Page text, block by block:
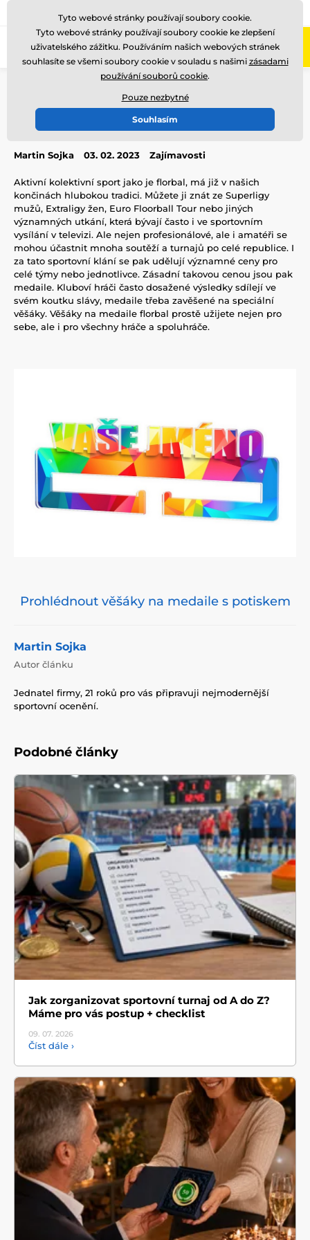
Zavolejte nám (Po-Pá 8-17)
Věšák na medaile florbal
Martin Sojka 03. 02. 2023 Zajímavosti
Aktivní kolektivní sport jako je florbal, má již v našich
končinách hlubokou tradici. Můžete ji znát ze Superligy
mužů, Extraligy žen, Euro Floorball Tour nebo jiných
významných utkání, která bývají často i ve sportovním
vysílání v televizi. Ale nejen profesionálové, ale i amatéři se
mohou účastnit mnoha soutěží a turnajů po celé republice. I
za tato sportovní klání se pak udělují významné ceny pro
celé týmy nebo jednotlivce. Zásadní takovou cenou jsou pak
medaile. Kluboví hráči často dosažené výsledky sdílejí ve
svém koutku slávy, medaile třeba zavěšené na speciální
věšáky. Věšáky na medaile florbal prostě užijete nejen pro
sebe, ale i pro všechny hráče a spoluhráče.
Prohlédnout věšáky na medaile s potiskem
Martin Sojka
Autor článku
Jednatel firmy, 21 roků pro vás připravuji nejmodernější
sportovní ocenění.
Podobné články
Jak zorganizovat sportovní turnaj od A do Z?
Máme pro vás postup + checklist
09. 07. 2026
Číst dále ›
Tyto webové stránky používají soubory cookie.
Tyto webové stránky používají soubory cookie ke zlepšení
uživatelského zážitku. Používáním našich webových stránek
souhlasíte se všemi soubory cookie v souladu s našimi zásadami
používání souborů cookie.
Pouze nezbytné
Souhlasím